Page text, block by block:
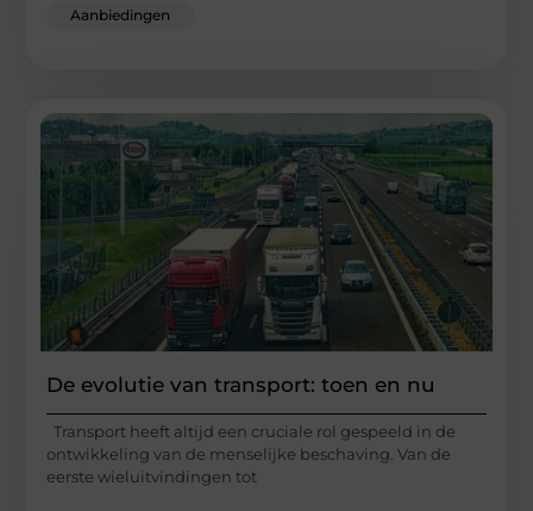
Aanbiedingen
De evolutie van transport: toen en nu
Transport heeft altijd een cruciale rol gespeeld in de
ontwikkeling van de menselijke beschaving. Van de
eerste wieluitvindingen tot